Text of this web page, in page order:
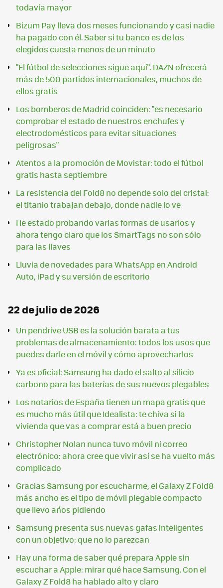
todavía mayor
Bizum Pay lleva dos meses funcionando y casi nadie
ha pagado con él. Saber si tu banco es de los
elegidos cuesta menos de un minuto
"El fútbol de selecciones sigue aquí". DAZN ofrecerá
más de 500 partidos internacionales, muchos de
ellos gratis
Los bomberos de Madrid coinciden: "es necesario
comprobar el estado de nuestros enchufes y
electrodomésticos para evitar situaciones
peligrosas"
Atentos a la promoción de Movistar: todo el fútbol
gratis hasta septiembre
La resistencia del Fold8 no depende solo del cristal:
el titanio trabajan debajo, donde nadie lo ve
He estado probando varias formas de usarlos y
ahora tengo claro que los SmartTags no son sólo
para las llaves
Lluvia de novedades para WhatsApp en Android
Auto, iPad y su versión de escritorio
22 de julio de 2026
Un pendrive USB es la solución barata a tus
problemas de almacenamiento: todos los usos que
puedes darle en el móvil y cómo aprovecharlos
Ya es oficial: Samsung ha dado el salto al silicio
carbono para las baterías de sus nuevos plegables
Los notarios de España tienen un mapa gratis que
es mucho más útil que Idealista: te chiva si la
vivienda que vas a comprar está a buen precio
Christopher Nolan nunca tuvo móvil ni correo
electrónico: ahora cree que vivir así se ha vuelto más
complicado
Gracias Samsung por escucharme, el Galaxy Z Fold8
más ancho es el tipo de móvil plegable compacto
que llevo años pidiendo
Samsung presenta sus nuevas gafas inteligentes
con un objetivo: que no lo parezcan
Hay una forma de saber qué prepara Apple sin
escuchar a Apple: mirar qué hace Samsung. Con el
Galaxy Z Fold8 ha hablado alto y claro